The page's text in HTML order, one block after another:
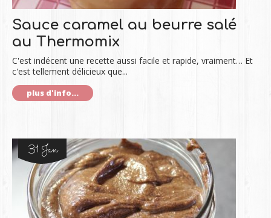
Sauce caramel au beurre salé
au Thermomix
C'est indécent une recette aussi facile et rapide, vraiment… Et
c'est tellement délicieux que...
plus d'info...
31 Jan